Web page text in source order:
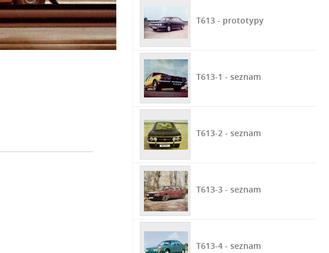
T613 - prototypy
T613-1 - seznam
T613-2 - seznam
T613-3 - seznam
T613-4 - seznam